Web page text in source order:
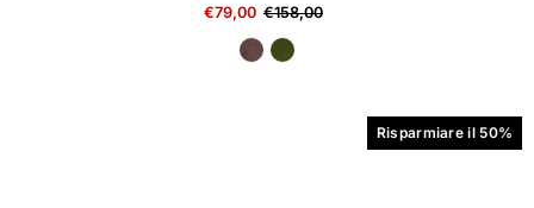
€79,00 €158,00
Risparmiare il 50%